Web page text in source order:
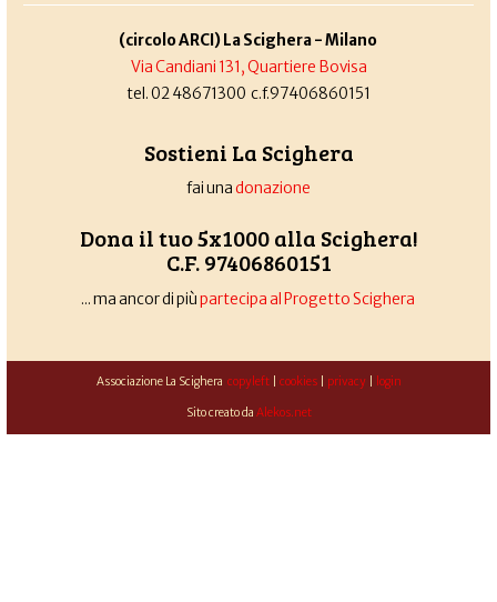
(circolo ARCI) La Scighera - Milano
Via Candiani 131, Quartiere Bovisa
tel. 02 48671300 c.f.97406860151
Sostieni La Scighera
fai unadonazione
Dona il tuo 5x1000 alla Scighera!
C.F. 97406860151
... ma ancor di piùpartecipa al Progetto Scighera
Associazione La Scighera copyleft| cookies| privacy| login
Sito creato da Alekos.net